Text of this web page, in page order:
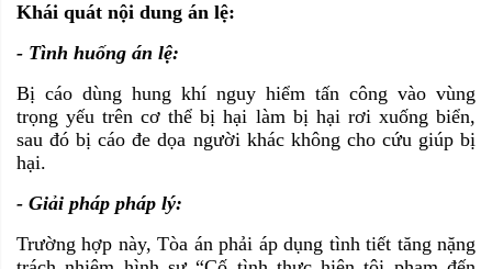
Khái quát nội dung án lệ:
- Tình huống án lệ:
Bị cáo dùng hung khí nguy hiểm tấn công vào vùng
trọng yếu trên cơ thể bị hại làm bị hại rơi xuống biển,
sau đó bị cáo đe dọa người khác không cho cứu giúp bị
hại.
- Giải pháp pháp lý:
Trường hợp này, Tòa án phải áp dụng tình tiết tăng nặng